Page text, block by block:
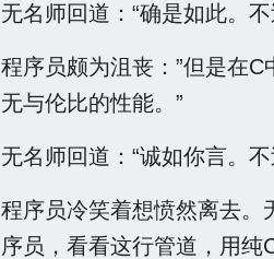
无名师回道：“确是如此。
程序员颇为沮丧：”但是在
无与伦比的性能。”
无名师回道：“诚如你言。
程序员冷笑着想愤然离去。
序员，看看这行管道，用纯